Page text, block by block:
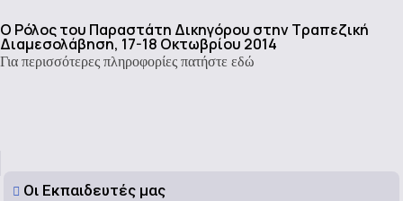
Ο Ρόλος του Παραστάτη Δικηγόρου στην Τραπεζική
Για περισσότερες πληροφορίες πατήστε εδώ
Οι Εκπαιδευτές μας